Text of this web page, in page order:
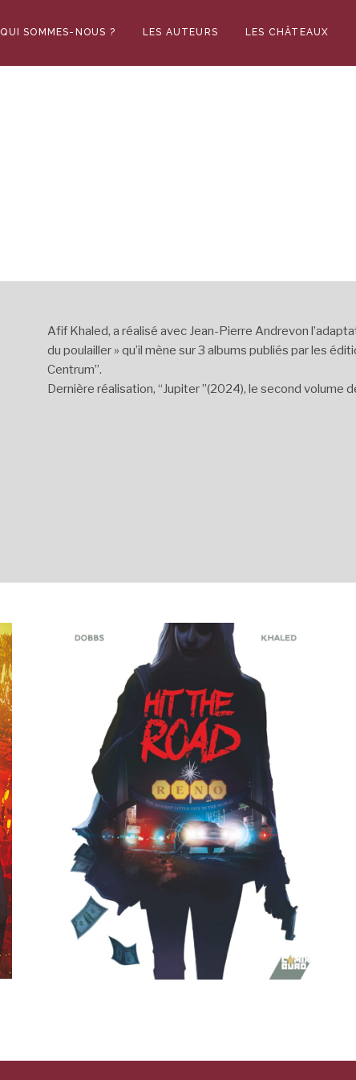
QUI SOMMES-NOUS ? LES AUTEURS LES CHÂTEAUX
Afif Khaled, a réalisé avec Jean-Pierre Andrevon
du poulailler » qu’il mène sur 3 albums publiés par les
Centrum”.
Dernière réalisation, “Jupiter ”(2024), le second volume